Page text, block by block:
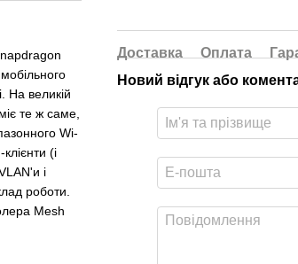
На великій
те ж саме,
Wi-
(і
і
роботи.
Mesh
Доставка Оплата
Новий відгук або